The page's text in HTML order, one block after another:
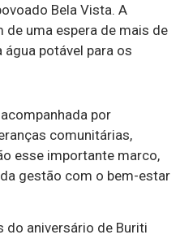
Bela Vista. A
de uma espera de mais de
potável para os
por
comunitárias,
esse importante marco,
gestão com o bem-estar
do aniversário de Buriti